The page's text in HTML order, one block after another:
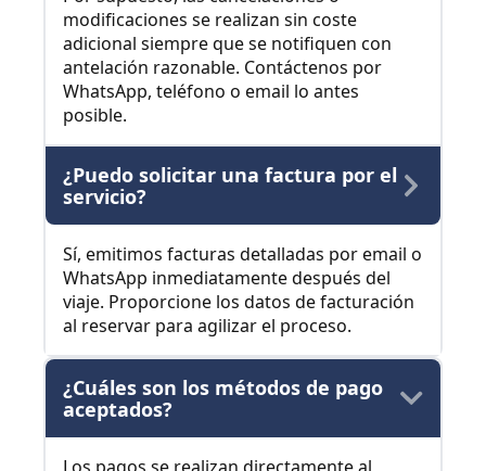
modificaciones se realizan sin coste
adicional siempre que se notifiquen con
antelación razonable. Contáctenos por
WhatsApp, teléfono o email lo antes
posible.
¿Puedo solicitar una factura por el
servicio?
Sí, emitimos facturas detalladas por email o
WhatsApp inmediatamente después del
viaje. Proporcione los datos de facturación
al reservar para agilizar el proceso.
¿Cuáles son los métodos de pago
aceptados?